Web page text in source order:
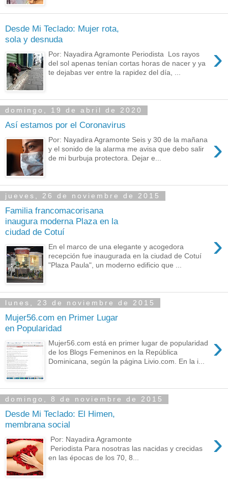
Desde Mi Teclado: Mujer rota,
sola y desnuda
›
Por: Nayadira Agramonte Periodista Los rayos
del sol apenas tenían cortas horas de nacer y ya
te dejabas ver entre la rapidez del día, ...
domingo, 19 de abril de 2020
Así estamos por el Coronavirus
›
Por: Nayadira Agramonte Seis y 30 de la mañana
y el sonido de la alarma me avisa que debo salir
de mi burbuja protectora. Dejar e...
jueves, 26 de noviembre de 2015
Familia francomacorisana
inaugura moderna Plaza en la
ciudad de Cotuí
›
En el marco de una elegante y acogedora
recepción fue inaugurada en la ciudad de Cotuí
"Plaza Paula", un moderno edificio que ...
lunes, 23 de noviembre de 2015
Mujer56.com en Primer Lugar
en Popularidad
›
Mujer56.com está en primer lugar de popularidad
de los Blogs Femeninos en la República
Dominicana, según la página Livio.com. En la i...
domingo, 8 de noviembre de 2015
Desde Mi Teclado: El Himen,
membrana social
›
Por: Nayadira Agramonte
Periodista Para nosotras las nacidas y crecidas
en las épocas de los 70, 8...